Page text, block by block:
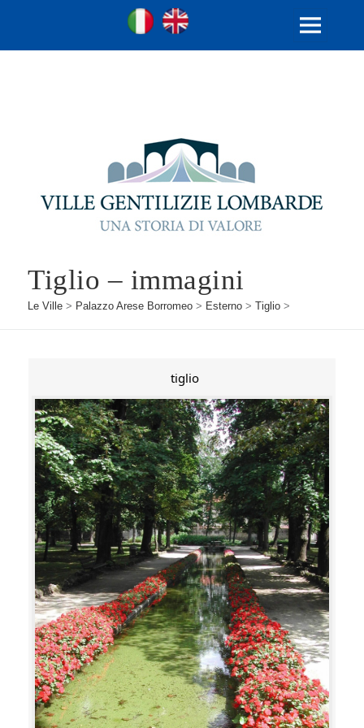
Ville Gentilizie Lombarde
Ita
MENU
Tiglio – immagini
Le Ville > Palazzo Arese Borromeo > Esterno >Tiglio >
tiglio